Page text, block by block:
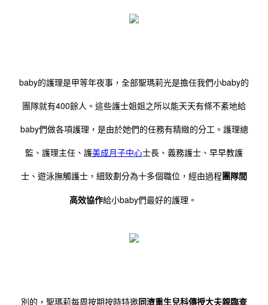
baby的護理是甲等年夜事，全部聖瑪莉光是擔任我們小baby的
團隊就有400餘人。這些護士姐姐之所以能天天有條不紊地給
baby們做各項護理，是由於她們的任務有精緻的分工。護理總
監、護理主任、護美成月子中心士長、義務護士、早早教護
士、遊泳撫觸護士，細致劃分為十多個職位，經由過程團隊間
高效協作給小baby們最好的護理。
別的，聖瑪莉每周按期按時特邀同濟重生兒科傳授大夫親臨查